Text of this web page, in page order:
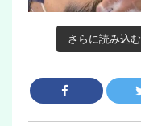
さらに読み込む